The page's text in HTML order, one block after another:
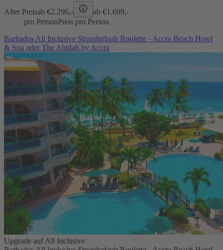
Alter Preisab €2.296,- ab €1.699,-
pro PersonPreis pro Person
Barbados All Inclusive Strandurlaub Roulette - Accra Beach Hotel
& Spa oder The Abidah by Accra
Upgrade auf All Inclusive